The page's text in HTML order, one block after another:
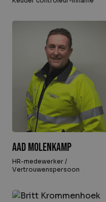
Aad Molenkamp
HR-medewerker /
Vertrouwenspersoon